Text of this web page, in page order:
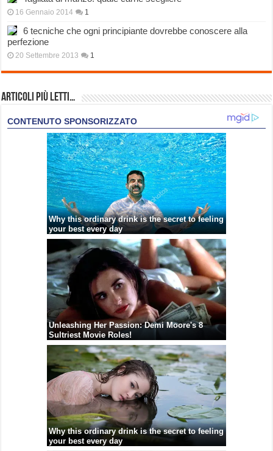
16 Gennaio 2014 1
6 tecniche che ogni principiante dovrebbe conoscere alla
perfezione
20 Settembre 2013 1
Articoli più Letti…